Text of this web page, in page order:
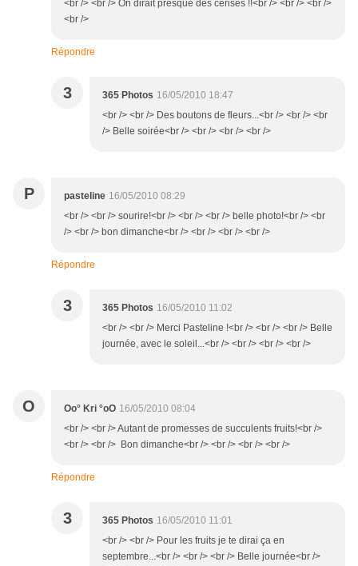
<br /> <br /> On dirait presque des cerises !!<br /> <br /> <br />
<br />
Répondre
3 365 Photos 16/05/2010 18:47
<br /> <br /> Des boutons de fleurs...<br /> <br /> <br
/> Belle soirée<br /> <br /> <br /> <br />
P pasteline 16/05/2010 08:29
<br /> <br /> sourire!<br /> <br /> <br /> belle photo!<br /> <br
/> <br /> bon dimanche<br /> <br /> <br /> <br />
Répondre
3 365 Photos 16/05/2010 11:02
<br /> <br /> Merci Pasteline !<br /> <br /> <br /> Belle
journée, avec le soleil...<br /> <br /> <br /> <br />
O Oo° Kri °oO 16/05/2010 08:04
<br /> <br /> Autant de promesses de succulents fruits!<br />
<br /> <br /> Bon dimanche<br /> <br /> <br /> <br />
Répondre
3 365 Photos 16/05/2010 11:01
<br /> <br /> Pour les fruits je te dirai ça en
septembre...<br /> <br /> <br /> Belle journée<br />